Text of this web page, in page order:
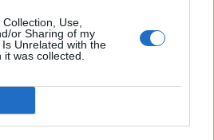
Use,
or Sharing of my
Unrelated with the
was collected.
legismertebb ruhái